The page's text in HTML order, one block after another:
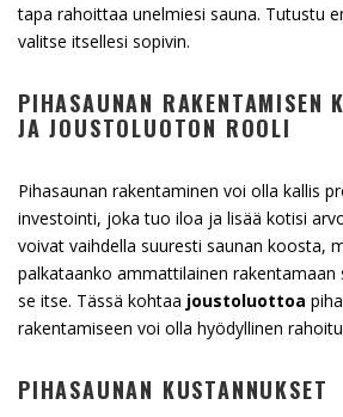
tapa rahoittaa unelmiesi sauna. Tutustu
valitse itsellesi sopivin.
PIHASAUNAN RAKENTAMISEN
JA JOUSTOLUOTON ROOLI
Pihasaunan rakentaminen voi olla kallis
investointi, joka tuo iloa ja lisää kotisi
voivat vaihdella suuresti saunan koosta,
palkataanko ammattilainen rakentamaan
se itse. Tässä kohtaa joustoluottoa
rakentamiseen voi olla hyödyllinen
PIHASAUNAN KUSTANNUKSET